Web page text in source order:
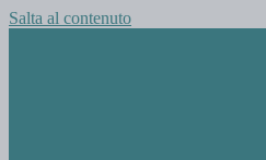
Salta al contenuto